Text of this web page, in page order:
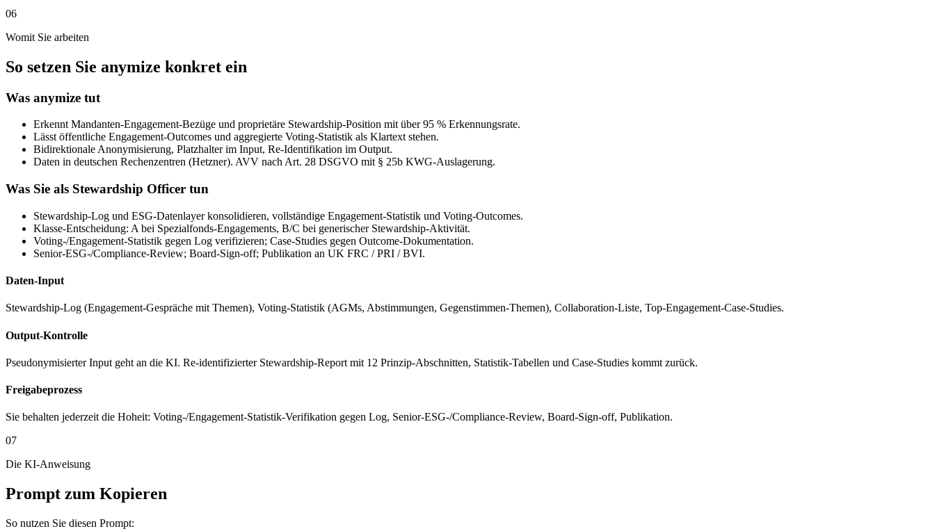
06
Womit Sie arbeiten
So setzen Sie anymize konkret ein
Was anymize tut
Erkennt Mandanten-Engagement-Bezüge und proprietäre Stewardship-Position mit über 95 % Erkennungsrate.
Lässt öffentliche Engagement-Outcomes und aggregierte Voting-Statistik als Klartext stehen.
Bidirektionale Anonymisierung, Platzhalter im Input, Re-Identifikation im Output.
Daten in deutschen Rechenzentren (Hetzner). AVV nach Art. 28 DSGVO mit § 25b KWG-Auslagerung.
Was Sie als Stewardship Officer tun
Stewardship-Log und ESG-Datenlayer konsolidieren, vollständige Engagement-Statistik und Voting-Outcomes.
Klasse-Entscheidung: A bei Spezialfonds-Engagements, B/C bei generischer Stewardship-Aktivität.
Voting-/Engagement-Statistik gegen Log verifizieren; Case-Studies gegen Outcome-Dokumentation.
Senior-ESG-/Compliance-Review; Board-Sign-off; Publikation an UK FRC / PRI / BVI.
Daten-Input
Stewardship-Log (Engagement-Gespräche mit Themen), Voting-Statistik (AGMs, Abstimmungen, Gegenstimmen-Themen), Collaboration-Liste, Top-Engagement-Case-Studies.
Output-Kontrolle
Pseudonymisierter Input geht an die KI. Re-identifizierter Stewardship-Report mit 12 Prinzip-Abschnitten, Statistik-Tabellen und Case-Studies kommt zurück.
Freigabeprozess
Sie behalten jederzeit die Hoheit: Voting-/Engagement-Statistik-Verifikation gegen Log, Senior-ESG-/Compliance-Review, Board-Sign-off, Publikation.
07
Die KI-Anweisung
Prompt zum Kopieren
So nutzen Sie diesen Prompt: